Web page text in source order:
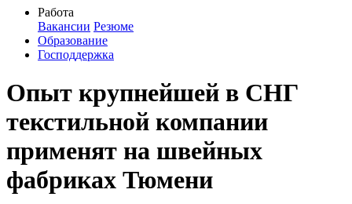
Работа
Вакансии Резюме
Образование
Господдержка
Опыт крупнейшей в СНГ
текстильной компании
применят на швейных
фабриках Тюмени